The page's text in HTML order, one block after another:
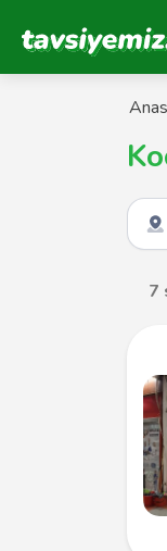
Tavsiyemiz
Şehir
7